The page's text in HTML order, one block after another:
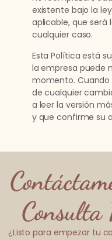
existente bajo la
aplicable, que será
cualquier caso.
Esta Política está
la empresa puede
momento. Cuando
de cualquier
a leer la versión
y que confirme su
Consulta
¿Listo para empezar tu